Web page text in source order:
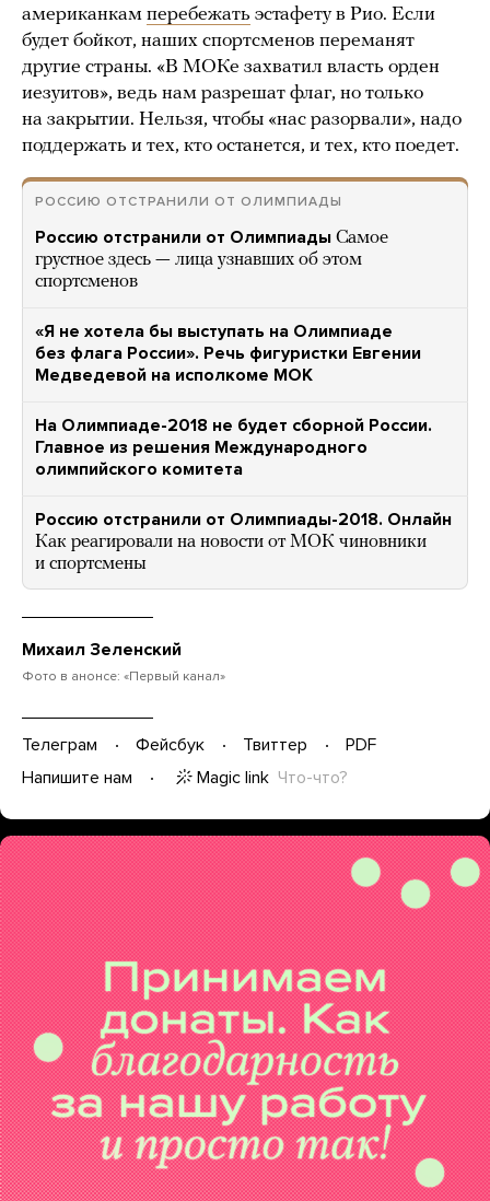
американкам перебежать эстафету в Рио. Если
будет бойкот, наших спортсменов переманят
другие страны. «В МОКе захватил власть орден
иезуитов», ведь нам разрешат флаг, но только
на закрытии. Нельзя, чтобы «нас разорвали», надо
поддержать и тех, кто останется, и тех, кто поедет.
РОССИЮ ОТСТРАНИЛИ ОТ ОЛИМПИАДЫ
Россию отстранили от Олимпиады Самое
грустное здесь — лица узнавших об этом
спортсменов
«Я не хотела бы выступать на Олимпиаде
без флага России». Речь фигуристки Евгении
Медведевой на исполкоме МОК
На Олимпиаде-2018 не будет сборной России.
Главное из решения Международного
олимпийского комитета
Россию отстранили от Олимпиады-2018. Онлайн
Как реагировали на новости от МОК чиновники
и спортсмены
Михаил Зеленский
Фото в анонсе: «Первый канал»
Телеграм Фейсбук Твиттер
PDF
Напишите нам
Magic link Что-что?